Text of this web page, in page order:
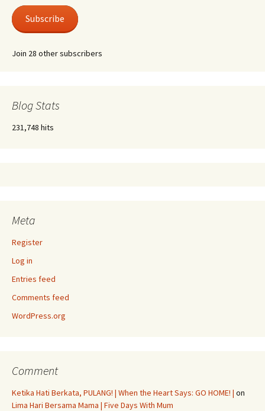
Subscribe
Join 28 other subscribers
Blog Stats
231,748 hits
Meta
Register
Log in
Entries feed
Comments feed
WordPress.org
Comment
Ketika Hati Berkata, PULANG! | When the Heart Says: GO HOME! | on
Lima Hari Bersama Mama | Five Days With Mum